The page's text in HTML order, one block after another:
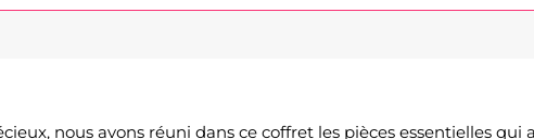
nous avons réuni dans ce coffret les pièces essentielles